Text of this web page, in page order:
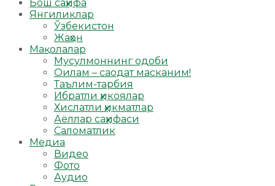
Бош саҳифа
Янгиликлар
Ўзбекистон
Жаҳон
Мақолалар
Мусулмоннинг одоби
Оилам – саодат масканим!
Таълим-тарбия
Ибратли ҳикоялар
Хислатли ҳикматлар
Аёллар саҳифаси
Саломатлик
Медиа
Видео
Фото
Аудио